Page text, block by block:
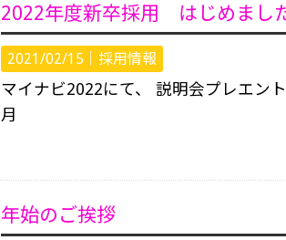
2022年度新卒採用 はじめまし
2021/02/15｜ 採用情報
マイナビ2022にて、 説明会プレエ
月
年始のご挨拶